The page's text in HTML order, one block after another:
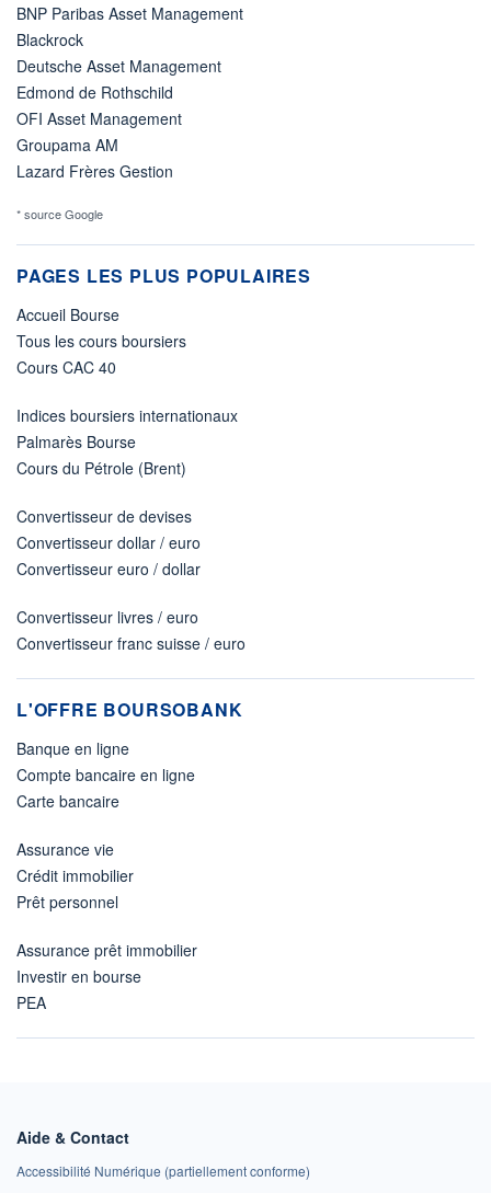
BNP Paribas Asset Management
Blackrock
Deutsche Asset Management
Edmond de Rothschild
OFI Asset Management
Groupama AM
Lazard Frères Gestion
* source Google
PAGES LES PLUS POPULAIRES
Accueil Bourse
Tous les cours boursiers
Cours CAC 40
Indices boursiers internationaux
Palmarès Bourse
Cours du Pétrole (Brent)
Convertisseur de devises
Convertisseur dollar / euro
Convertisseur euro / dollar
Convertisseur livres / euro
Convertisseur franc suisse / euro
L'OFFRE BOURSOBANK
Banque en ligne
Compte bancaire en ligne
Carte bancaire
Assurance vie
Crédit immobilier
Prêt personnel
Assurance prêt immobilier
Investir en bourse
PEA
Aide & Contact
Accessibilité Numérique (partiellement conforme)